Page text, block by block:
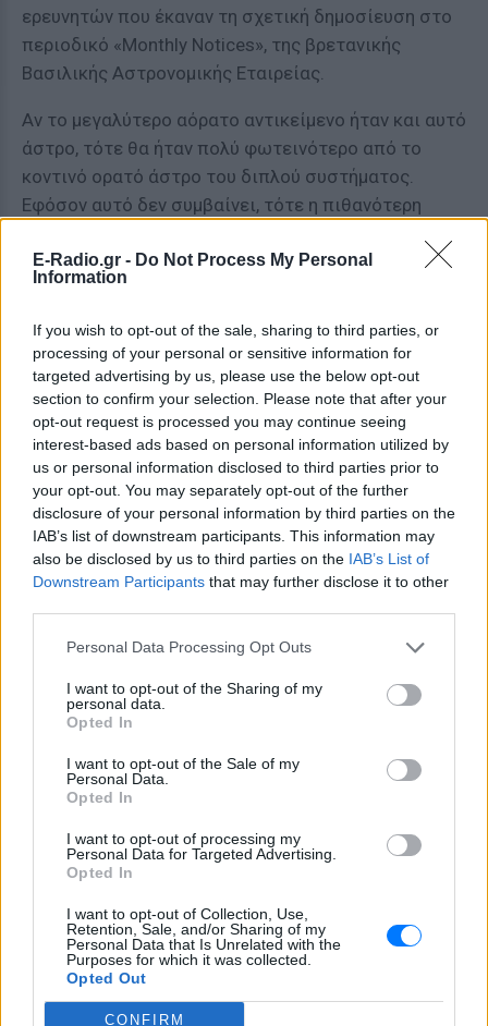
E-Radio.gr - Do Not Process My Personal
Information
If you wish to opt-out of the sale, sharing to third parties, or
processing of your personal or sensitive information for
targeted advertising by us, please use the below opt-out
section to confirm your selection. Please note that after your
opt-out request is processed you may continue seeing
interest-based ads based on personal information utilized by
us or personal information disclosed to third parties prior to
your opt-out. You may separately opt-out of the further
disclosure of your personal information by third parties on the
IAB’s list of downstream participants. This information may
also be disclosed by us to third parties on the IAB’s List of
Downstream Participants that may further disclose it to other
Personal Data Processing Opt Outs
I want to opt-out of the Sharing of my
personal data.
Opted In
I want to opt-out of the Sale of my
Personal Data.
Opted In
I want to opt-out of processing my
Personal Data for Targeted Advertising.
Opted In
I want to opt-out of Collection, Use,
Retention, Sale, and/or Sharing of my
Personal Data that Is Unrelated with the
Purposes for which it was collected.
Opted Out
CONFIRM
ερευνητών που έκαναν τη σχετική δημοσίευση στο
περιοδικό «Monthly Notices», της βρετανικής
Βασιλικής Αστρονομικής Εταιρείας.
Αν το μεγαλύτερο αόρατο αντικείμενο ήταν και αυτό
άστρο, τότε θα ήταν πολύ φωτεινότερο από το
κοντινό ορατό άστρο του διπλού συστήματος.
Εφόσον αυτό δεν συμβαίνει, τότε η πιθανότερη
τρύπα. Από την άλλη, οι επιστήμονες παραδέχτηκαν
ότι είναι δύσκολο να εξηγήσουν πώς σχηματίστηκε
[ΠΗΓΗ]
Ακολουθήστε το E-Radio.gr στο
Google News
και μάθετε πρώτοιτα πιο hot νέα
Για ακόμη περισσότερα